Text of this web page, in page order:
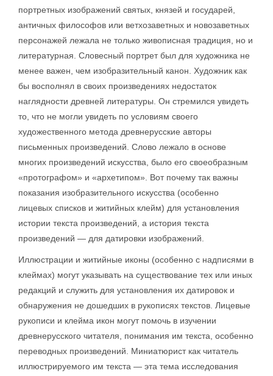
портретных изображений святых, князей и государей,
античных философов или ветхозаветных и новозаветных
персонажей лежала не только живописная традиция, но и
литературная. Словесный портрет был для художника не
менее важен, чем изобразительный канон. Художник как
бы восполнял в своих произведениях недостаток
наглядности древней литературы. Он стремился увидеть
то, что не могли увидеть по условиям своего
художественного метода древнерусские авторы
письменных произведений. Слово лежало в основе
многих произведений искусства, было его своеобразным
«протографом» и «архетипом». Вот почему так важны
показания изобразительного искусства (особенно
лицевых списков и житийных клейм) для установления
истории текста произведений, а история текста
произведений — для датировки изображений.
Иллюстрации и житийные иконы (особенно с надписями в
клеймах) могут указывать на существование тех или иных
редакций и служить для установления их датировок и
обнаружения не дошедших в рукописях текстов. Лицевые
рукописи и клейма икон могут помочь в изучении
древнерусского читателя, понимания им текста, особенно
переводных произведений. Миниатюрист как читатель
иллюстрируемого им текста — эта тема исследования